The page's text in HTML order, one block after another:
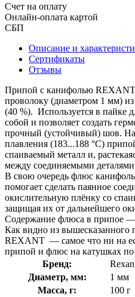
Счет на оплату
Онлайн-оплата картой
СБП
Описание и
Сертификаты
Отзывы
Припой с канифолью REXANT
проволоку (диаметром 1 мм)
(40 %). Используется в пайке
собой и позволяет создать
прочный (устойчивый) шов.
плавления (183...188 °C)
спаиваемый металл и,
между соединяемыми
В свою очередь флюс
помогает сделать паянное
окислительную плёнку со
защищая их от дальнейшего
Содержание флюса в припое
Как видно из
REXANT — самое что ни на
припой и флюс на катушках
Бренд:
Диаметр, мм:
1 мм
Масса, г:
100 г